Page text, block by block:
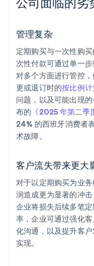
管理复杂
定期购买与一次性购
次性付款可通过单一
对多个方面进行管控
更或退订时的按比例
问题，以及可能出现
布的 《2025 年第二季
24% 的西班牙消费者
术故障。
客户流失带来更大
对于以定期购买为业务
润造成更为显著的冲
企业将损失后续多笔
率，企业可通过强化
化沟通，以及提升客
实现。